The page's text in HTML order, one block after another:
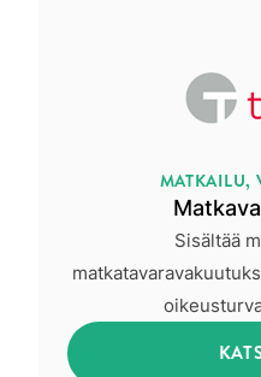
MATKAILU,
Sisältää